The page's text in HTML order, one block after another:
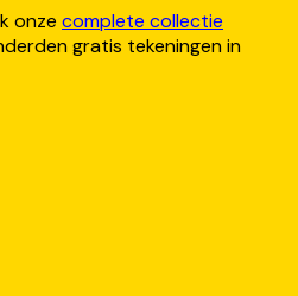
onze complete collectie
gratis tekeningen in